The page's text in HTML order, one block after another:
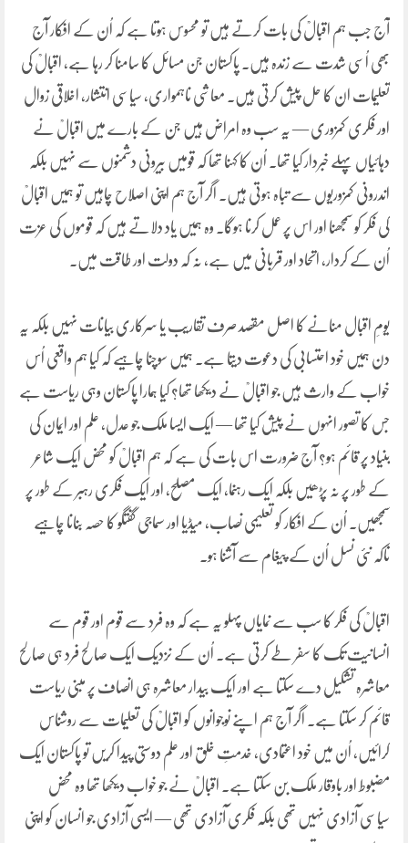
آج جب ہم اقبالؒ کی بات کرتے ہیں تو محسوس ہوتا ہے کہ اُن کے افکار آج
بھی اُسی شدت سے زندہ ہیں۔ پاکستان جن مسائل کا سامنا کر رہا ہے، اقبالؒ کی
تعلیمات ان کا حل پیش کرتی ہیں۔ معاشی ناہمواری، سیاسی انتشار، اخلاقی زوال
اور فکری کمزوری — یہ سب وہ امراض ہیں جن کے بارے میں اقبالؒ نے
دہائیاں پہلے خبردار کیا تھا۔ اُن کا کہنا تھا کہ قومیں بیرونی دشمنوں سے نہیں بلکہ
اندرونی کمزوریوں سے تباہ ہوتی ہیں۔ اگر آج ہم اپنی اصلاح چاہیں تو ہمیں اقبالؒ
کی فکر کو سمجھنا اور اس پر عمل کرنا ہوگا۔ وہ ہمیں یاد دلاتے ہیں کہ قوموں کی عزت
اُن کے کردار، اتحاد اور قربانی میں ہے، نہ کہ دولت اور طاقت میں۔
یومِ اقبال منانے کا اصل مقصد صرف تقاریب یا سرکاری بیانات نہیں بلکہ یہ
دن ہمیں خود احتسابی کی دعوت دیتا ہے۔ ہمیں سوچنا چاہیے کہ کیا ہم واقعی اُس
خواب کے وارث ہیں جو اقبالؒ نے دیکھا تھا؟ کیا ہمارا پاکستان وہی ریاست ہے
جس کا تصور انہوں نے پیش کیا تھا — ایک ایسا ملک جو عدل، علم اور ایمان کی
بنیاد پر قائم ہو؟ آج ضرورت اس بات کی ہے کہ ہم اقبالؒ کو محض ایک شاعر
کے طور پر نہ پڑھیں بلکہ ایک رہنما، ایک مصلح، اور ایک فکری رہبر کے طور پر
سمجھیں۔ اُن کے افکار کو تعلیمی نصاب، میڈیا اور سماجی گفتگو کا حصہ بنانا چاہیے
تاکہ نئی نسل اُن کے پیغام سے آشنا ہو۔
اقبالؒ کی فکر کا سب سے نمایاں پہلو یہ ہے کہ وہ فرد سے قوم اور قوم سے
انسانیت تک کا سفر طے کرتی ہے۔ اُن کے نزدیک ایک صالح فرد ہی صالح
معاشرہ تشکیل دے سکتا ہے اور ایک بیدار معاشرہ ہی انصاف پر مبنی ریاست
قائم کر سکتا ہے۔ اگر آج ہم اپنے نوجوانوں کو اقبالؒ کی تعلیمات سے روشناس
کرائیں، اُن میں خود اعتمادی، خدمتِ خلق اور علم دوستی پیدا کریں تو پاکستان ایک
مضبوط اور باوقار ملک بن سکتا ہے۔ اقبالؒ نے جو خواب دیکھا تھا وہ محض
سیاسی آزادی نہیں تھی بلکہ فکری آزادی تھی — ایسی آزادی جو انسان کو اپنی